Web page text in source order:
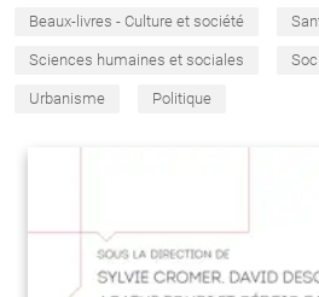
Beaux-livres - Culture et société
Sciences humaines et sociales
Urbanisme Politique